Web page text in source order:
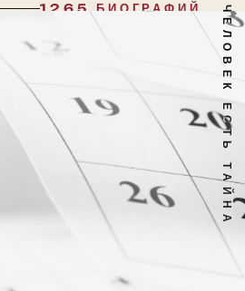
1265 БИОГРАФИЙ ЧЕЛОВЕК ЕСТЬ ТАЙНА